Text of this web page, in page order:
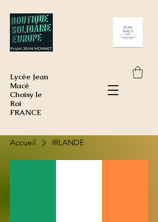
Lycée Jean
Macé
Choisy le
Roi
FRANCE
Accueil IRLANDE